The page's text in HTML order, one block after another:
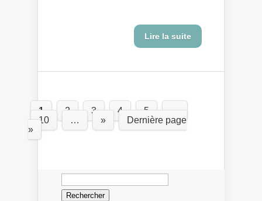
Lire la suite
1 2 3 4 5
…
10
… »
Dernière page
»
Rechercher :